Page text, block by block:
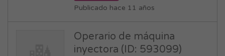
Publicado hace 11 años
Operario de máquina
inyectora (ID: 593099)